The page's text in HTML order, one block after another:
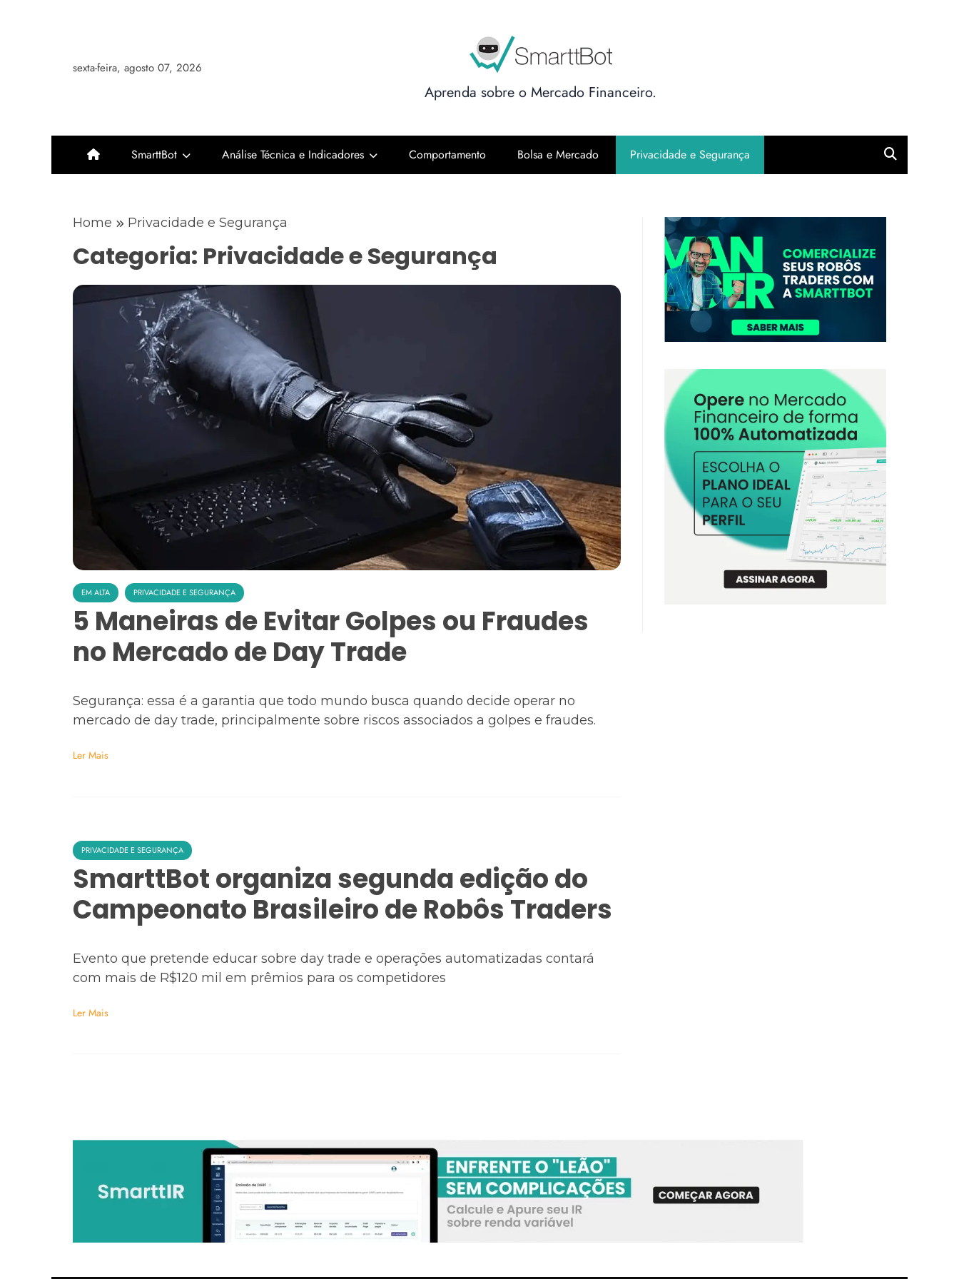
sexta-feira, agosto 07, 2026
Aprenda sobre o Mercado Financeiro.
SmarttBot Análise Técnica e Indicadores Comportamento Bolsa e Mercado Privacidade e Segurança
Home Privacidade e Segurança
Categoria: Privacidade e Segurança
EM ALTA PRIVACIDADE E SEGURANÇA
5 Maneiras de Evitar Golpes ou Fraudes
no Mercado de Day Trade
Segurança: essa é a garantia que todo mundo busca quando decide operar no
mercado de day trade, principalmente sobre riscos associados a golpes e fraudes.
Ler Mais
PRIVACIDADE E SEGURANÇA
SmarttBot organiza segunda edição do
Campeonato Brasileiro de Robôs Traders
Evento que pretende educar sobre day trade e operações automatizadas contará
com mais de R$120 mil em prêmios para os competidores
Ler Mais